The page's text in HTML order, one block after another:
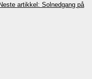
Neste artikkel: Solnedgang på